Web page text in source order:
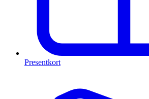
Presentkort